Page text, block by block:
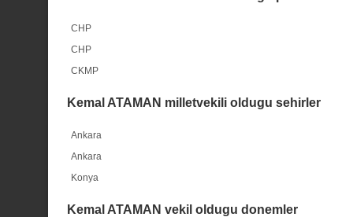
CHP
CHP
CKMP
Kemal ATAMAN milletvekili oldugu sehirler
Ankara
Ankara
Konya
Kemal ATAMAN vekil oldugu donemler